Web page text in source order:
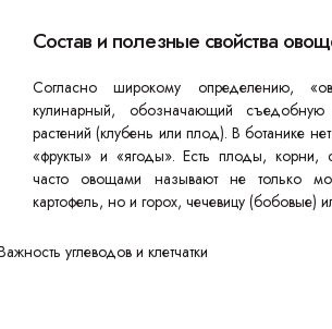
Состав и полезные свойства
Согласно широкому определению,
кулинарный, обозначающий съедобную
растений (клубень или плод). В ботанике
«фрукты» и «ягоды». Есть плоды, корни,
часто овощами называют не только
картофель, но и горох, чечевицу (бобовые)